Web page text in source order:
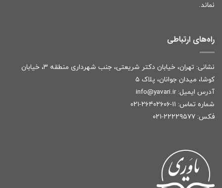
نماند.
راه‌های ارتباطی
نشانی: تهران، خیابان دکتر شریعتی، جنب شهرداری منطقه ۳، خیابان
کوشا، میدان جوانان، پلاک ۵
آدرس ایمیل: info@yavari.ir
شماره تماس: ۱۱-۲۶۴۰۲۶۰۶-۰۲۱
فکس: ۲۲۲۲۹۵۷۷-۰۲۱